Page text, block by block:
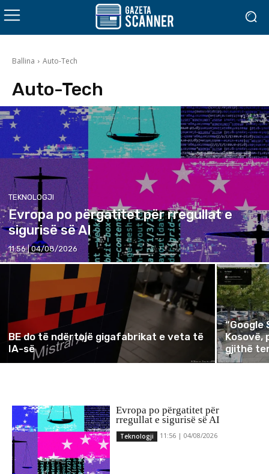
Ballina Auto-Tech
Auto-Tech
TEKNOLOGJI
Evropa po përgatitet për rregullat e
sigurisë së AI
11:56 | 04/08/2026
BE do të ndërtojë gigafabrikat e veta të
IA-së
Kosovë,
gjithë
Evropa po përgatitet për
rregullat e sigurisë së AI
Teknologji 11:56 | 04/08/2026